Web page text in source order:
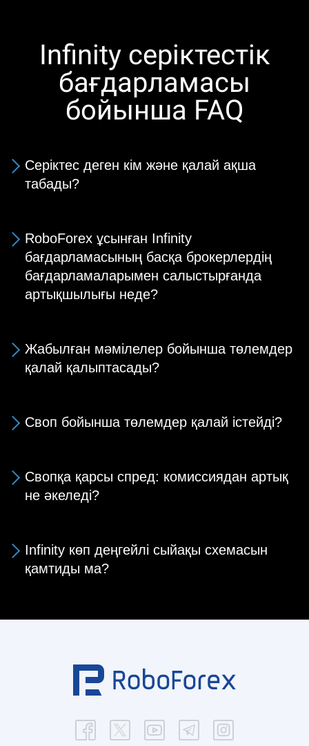
Infinity серіктестік
бағдарламасы
бойынша FAQ
Серіктес деген кім және қалай ақша
табады?
RoboForex ұсынған Infinity
бағдарламасының басқа брокерлердің
бағдарламаларымен салыстырғанда
артықшылығы неде?
Жабылған мәмілелер бойынша төлемдер
қалай қалыптасады?
Своп бойынша төлемдер қалай істейді?
Свопқа қарсы спред: комиссиядан артық
не әкеледі?
Infinity көп деңгейлі сыйақы схемасын
қамтиды ма?